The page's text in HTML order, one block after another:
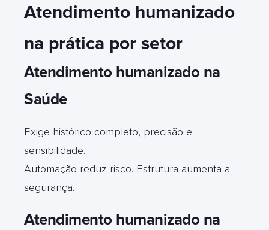
Atendimento humanizado
na prática por setor
Atendimento humanizado na
Saúde
Exige histórico completo, precisão e
sensibilidade.
Automação reduz risco. Estrutura aumenta a
segurança.
Atendimento humanizado na